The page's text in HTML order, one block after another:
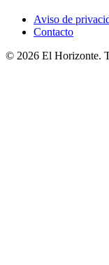
Aviso de
Contacto
© 2026 El Horizonte.